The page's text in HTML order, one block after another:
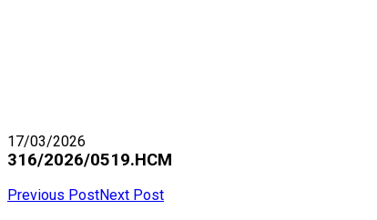
17/03/2026
316/2026/0519.HCM
Previous PostNext Post